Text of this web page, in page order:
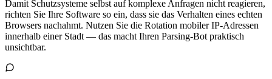
Damit Schutzsysteme selbst auf komplexe Anfragen nicht reagieren,
richten Sie Ihre Software so ein, dass sie das Verhalten eines echten
Browsers nachahmt. Nutzen Sie die Rotation mobiler IP-Adressen
innerhalb einer Stadt — das macht Ihren Parsing-Bot praktisch
unsichtbar.